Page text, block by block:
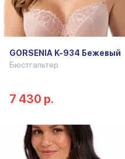
GORSENIA K-934 Бежевый
Бюстгальтер
7 430 р.